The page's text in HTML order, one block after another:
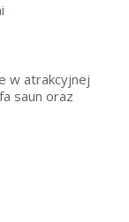
w atrakcyjnej
saun oraz